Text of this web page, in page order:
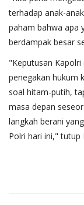
terhadap anak-
paham bahwa apa
berdampak besar
"Keputusan
penegakan hukum
soal hitam-putih,
masa depan
langkah berani
Polri hari ini," tutup